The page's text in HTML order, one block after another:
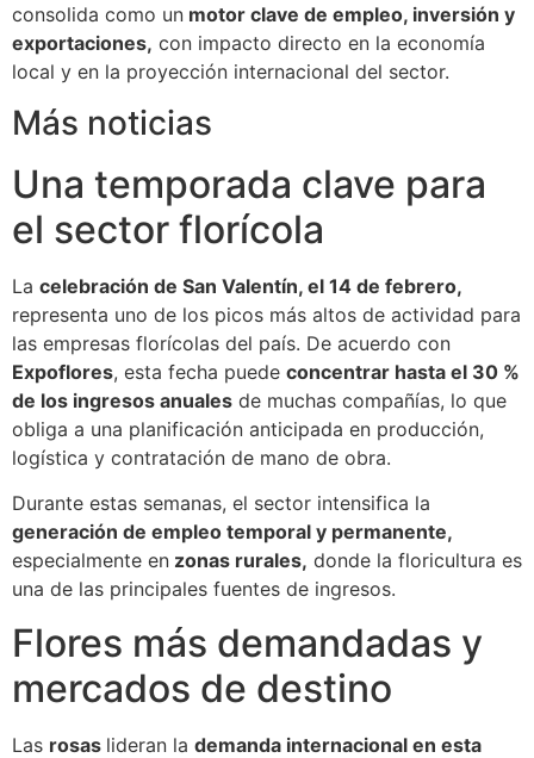
consolida como un motor clave de empleo, inversión y
exportaciones, con impacto directo en la economía
local y en la proyección internacional del sector.
Más noticias
Una temporada clave para
el sector florícola
La celebración de San Valentín, el 14 de febrero,
representa uno de los picos más altos de actividad para
las empresas florícolas del país. De acuerdo con
Expoflores, esta fecha puede concentrar hasta el 30 %
de los ingresos anuales de muchas compañías, lo que
obliga a una planificación anticipada en producción,
logística y contratación de mano de obra.
Durante estas semanas, el sector intensifica la
generación de empleo temporal y permanente,
especialmente en zonas rurales, donde la floricultura es
una de las principales fuentes de ingresos.
Flores más demandadas y
mercados de destino
Las rosas lideran la demanda internacional en esta